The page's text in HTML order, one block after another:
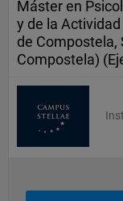
Máster en
y de la
de Compostela,
Compostela)